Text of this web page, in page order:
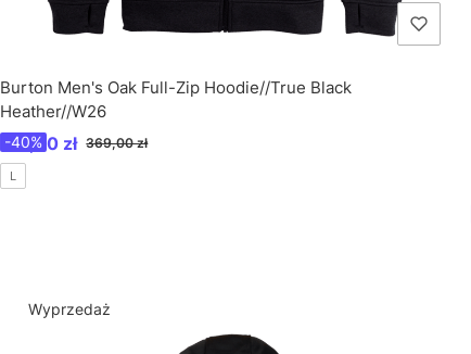
Burton Men's Oak Full-Zip Hoodie//True Black
Heather//W26
Cena promocyjna
221,40 zł 369,00 zł
-40%
L
Wyprzedaż